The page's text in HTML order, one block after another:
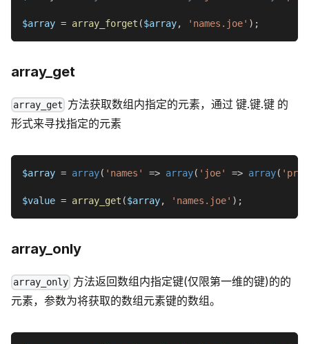
$array = array_forget ($array, 'names.joe' ) ;
array_get
array_get 方法获取数组内指定的元素，通过 键.键.键 的
形式来寻找指定的元素
$array = array( 'names' => array( 'joe' => array(
$value = array_get ($array, 'names.joe' ) ;
array_only
array_only 方法返回数组内指定键(仅限第一维的键)的的
元素，参数为将获取的数组元素键的数组。